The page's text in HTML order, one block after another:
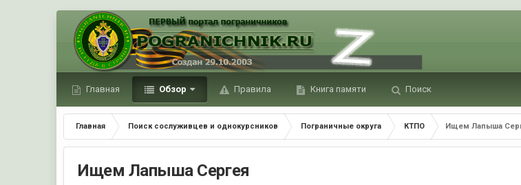
Главная Обзор Правила Книга памяти Поиск
Главная Поиск сослуживцев и однокурсников Пограничные округа КТПО Ищем Лапыша
Ищем Лапыша Сергея